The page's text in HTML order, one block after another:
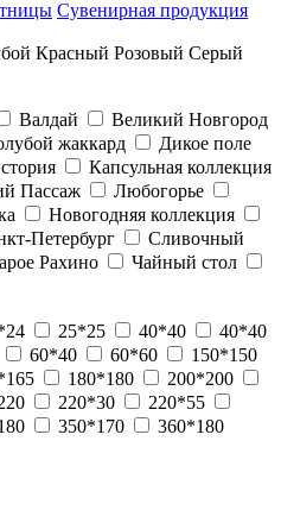
Сувенирная продукция
Красный Розовый Серый
Валдай
Великий Новгород
жаккард
Дикое поле
Капсульная коллекция
Пассаж
Любогорье
Новогодняя коллекция
Петербург
Сливочный
Рахино
Чайный стол
25*25 40*40
40*40
60*40 60*60
150*150
180*180
200*200
220*30
220*55
350*170 360*180